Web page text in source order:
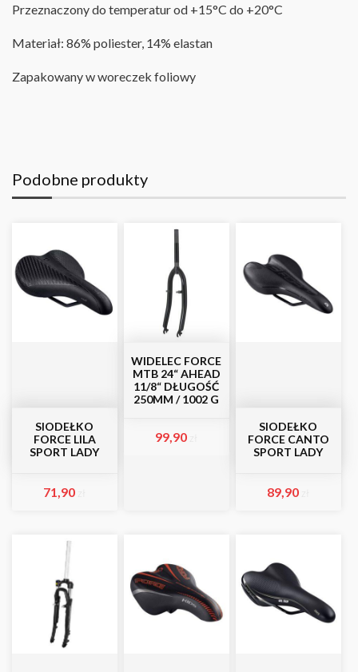
Przeznaczony do temperatur od +15°C do +20°C
Materiał: 86% poliester, 14% elastan
Zapakowany w woreczek foliowy
Podobne produkty
SIODEŁKO
FORCE LILA
SPORT LADY
71,90
WIDELEC FORCE
MTB 24“ AHEAD
11/8“ DŁUGOŚĆ
250MM / 1002 G
99,90
SIODEŁKO
FORCE CANTO
SPORT LADY
89,90